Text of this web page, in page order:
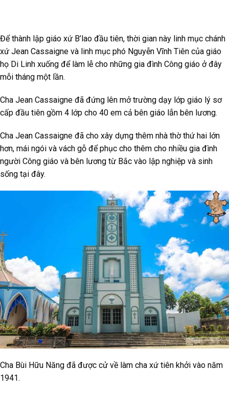
Để thành lập giáo xứ B’lao đầu tiên, thời gian này linh mục chánh
xứ Jean Cassaigne và linh mục phó Nguyễn Vĩnh Tiên của giáo
họ Di Linh xuống để làm lễ cho những gia đình Công giáo ở đây
mỗi tháng một lần.
Cha Jean Cassaigne đã đứng lên mở trường dạy lớp giáo lý sơ
cấp đầu tiên gồm 4 lớp cho 40 em cả bên giáo lẫn bên lương.
Cha Jean Cassaigne đã cho xây dựng thêm nhà thờ thứ hai lớn
hơn, mái ngói và vách gỗ để phục cho thêm cho nhiều gia đình
người Công giáo và bên lương từ Bắc vào lập nghiệp và sinh
sống tại đây.
Cha Bùi Hữu Năng đã được cử về làm cha xứ tiên khởi vào năm
1941.